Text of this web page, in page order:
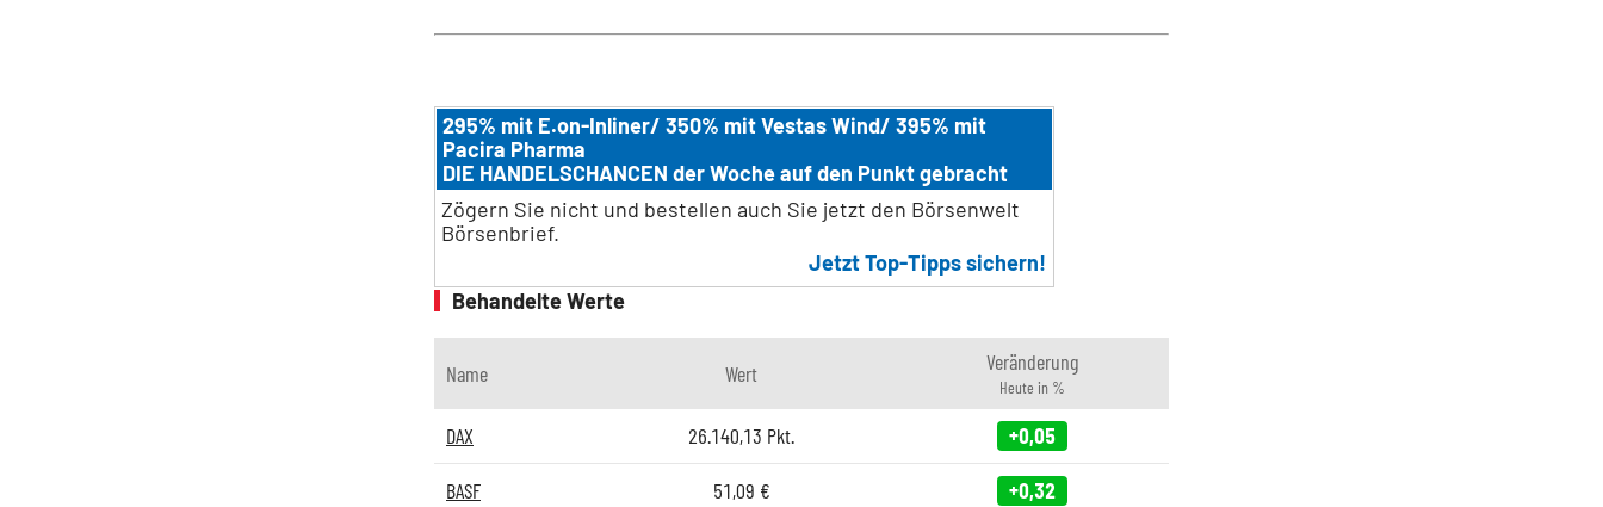
295% mit E.on-Inliner/ 350% mit Vestas Wind/ 395% mit
Pacira Pharma
DIE HANDELSCHANCEN der Woche auf den Punkt gebracht
Zögern Sie nicht und bestellen auch Sie jetzt den Börsenwelt
Börsenbrief.
Jetzt Top-Tipps sichern!
Behandelte Werte
Name Wert Veränderung
Heute in %
DAX 26.140,13 Pkt. +0,05
BASF 51,09 € +0,32